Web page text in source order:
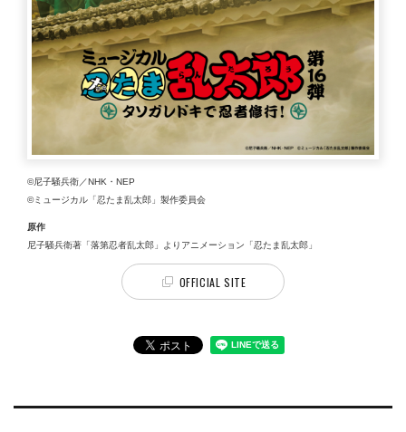
©尼子騒兵衛／NHK・NEP
©ミュージカル「忍たま乱太郎」製作委員会
原作
尼子騒兵衛著「落第忍者乱太郎」よりアニメーション「忍たま乱太郎」
OFFICIAL SITE